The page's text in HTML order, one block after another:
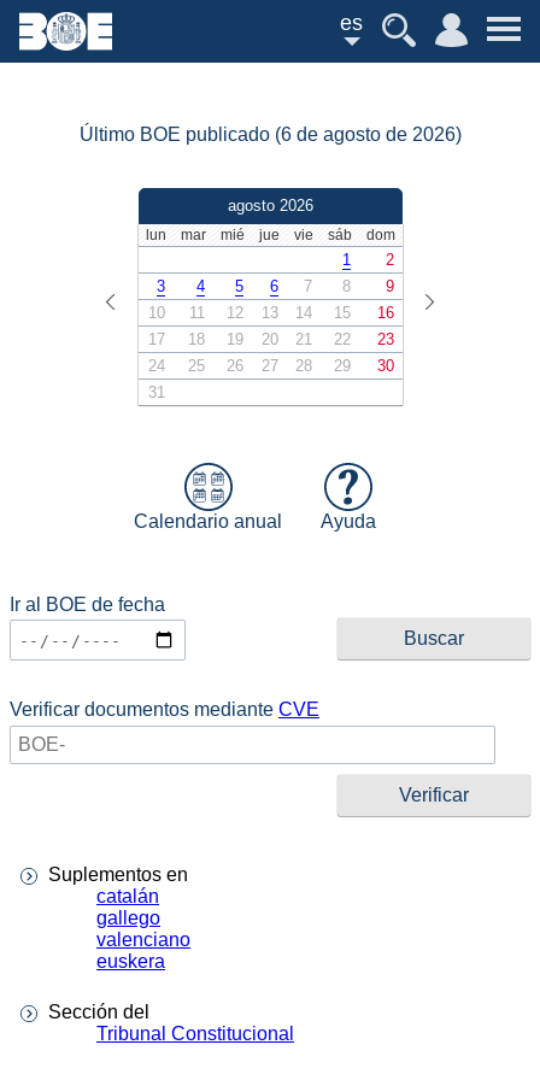
es
Último BOE publicado (6 de agosto de 2026)
agosto 2026
lun mar mié jue vie sáb dom
1
2
3
4 5 6 7 8
9
10
11 12 13 14 15
16
17
18 19 20 21 22
23
24
25 26 27 28 29
30
31
Calendario anual Ayuda
Ir al BOE de fecha
Verificar documentos mediante CVE
Suplementos en
catalán
gallego
valenciano
euskera
Sección del
Tribunal Constitucional